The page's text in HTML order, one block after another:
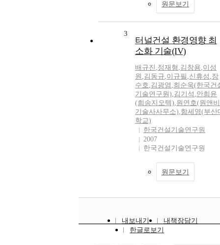
원문보기
3
터널건설 환경영향 최
소화 기술(IV)
배규진 ,정재형 ,김창용,이성
원 ,김동규,이규필 ,신휴성 ,장
수호,김광염 ,최순욱(한국건
기술연구원),김기석 ,안희윤
(희송지오텍),원연호(원앤비
기술사사무소),함세영(부산
학교)
한국건설기술연구원
2007
한국건설기술연구원
원문보기
내보내기
내책장담기
한글로보기